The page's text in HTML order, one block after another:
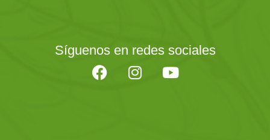
Síguenos en redes sociales